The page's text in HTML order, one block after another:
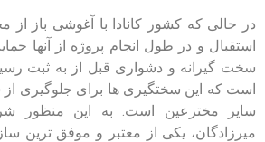
در حالی که کشور کانادا با آغوشی باز از
استقبال و در طول انجام پروژه از آنها
سخت گیرانه و دشواری قبل از به ثبت
است که این سختگیری ها برای جلوگیری
سایر مخترعین است. به این منظور
میرزادگان، یکی از معتبر و موفق ترین